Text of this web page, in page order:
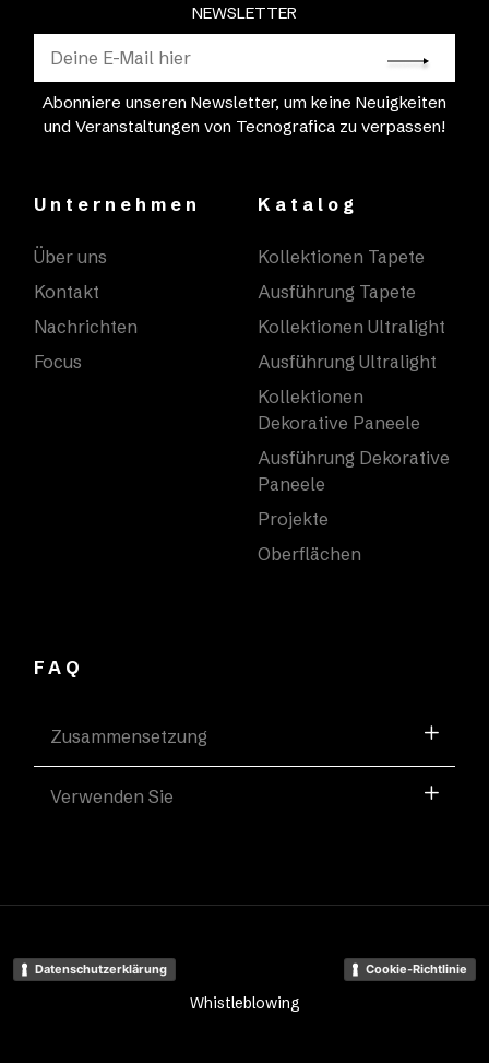
NEWSLETTER
Abonniere unseren Newsletter, um keine Neuigkeiten
und Veranstaltungen von Tecnografica zu verpassen!
Unternehmen
Über uns
Kontakt
Nachrichten
Focus
Katalog
Kollektionen Tapete
Ausführung Tapete
Kollektionen Ultralight
Ausführung Ultralight
Kollektionen
Dekorative Paneele
Ausführung Dekorative
Paneele
Projekte
Oberflächen
FAQ
Zusammensetzung
Verwenden Sie
Datenschutzerklärung Cookie-Richtlinie
Whistleblowing